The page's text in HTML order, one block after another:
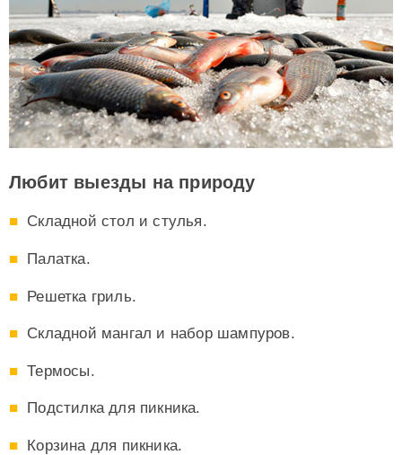
Любит выезды на природу
Складной стол и стулья.
Палатка.
Решетка гриль.
Складной мангал и набор шампуров.
Термосы.
Подстилка для пикника.
Корзина для пикника.